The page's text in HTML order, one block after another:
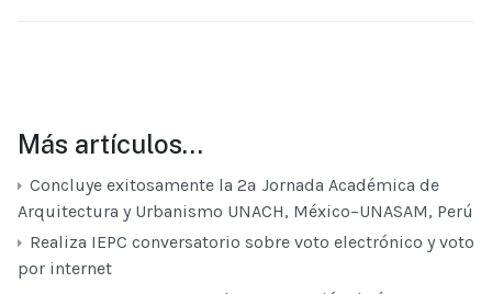
Más artículos…
Concluye exitosamente la 2ª Jornada Académica de
Arquitectura y Urbanismo UNACH, México–UNASAM, Perú
Realiza IEPC conversatorio sobre voto electrónico y voto
por internet